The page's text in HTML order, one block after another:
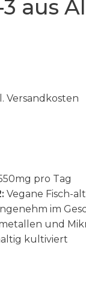
aus
Versandkosten
pro Tag
Vegane Fisch-
im
und
kultiviert